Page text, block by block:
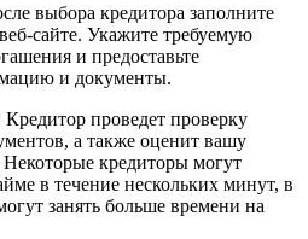
выбора кредитора заполните
сайте. Укажите требуемую
и предоставьте
и документы.
проведет проверку
а также оценит вашу
Некоторые кредиторы могут
в течение нескольких минут, в
занять больше времени на